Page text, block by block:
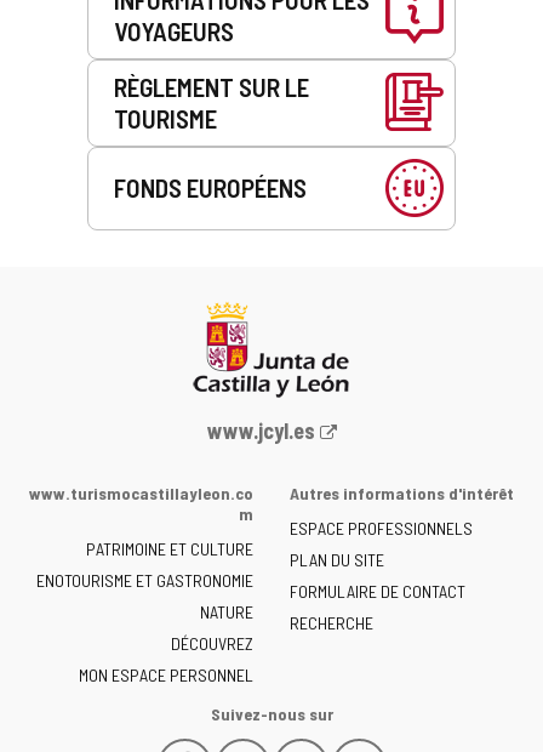
VOYAGEURS
RÈGLEMENT SUR LE
TOURISME
FONDS EUROPÉENS
Portail
la
de
Castilla
y
León
-
www.jcyl.es
www.turismocastillayleon.co
m
PATRIMOINE ET CULTURE
ENOTOURISME ET GASTRONOMIE
NATURE
DÉCOUVREZ
MON ESPACE PERSONNEL
Autres informations d'intérêt
ESPACE PROFESSIONNELS
PLAN DU SITE
FORMULAIRE DE CONTACT
RECHERCHE
Suivez-nous sur